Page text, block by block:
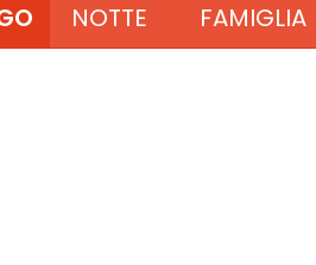
NOTTE FAMIGLIA